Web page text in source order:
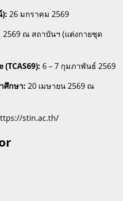
26 มกราคม 2569
2569 ณ สถาบันฯ (แต่งกายชุด
6 – 7 กุมภาพันธ์ 2569
ศึกษา: 20 เมษายน 2569 ณ
stin.ac.th/